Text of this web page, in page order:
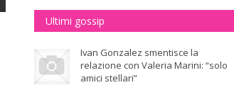
Ultimi gossip
Ivan Gonzalez smentisce la
relazione con Valeria Marini: “solo
amici stellari”